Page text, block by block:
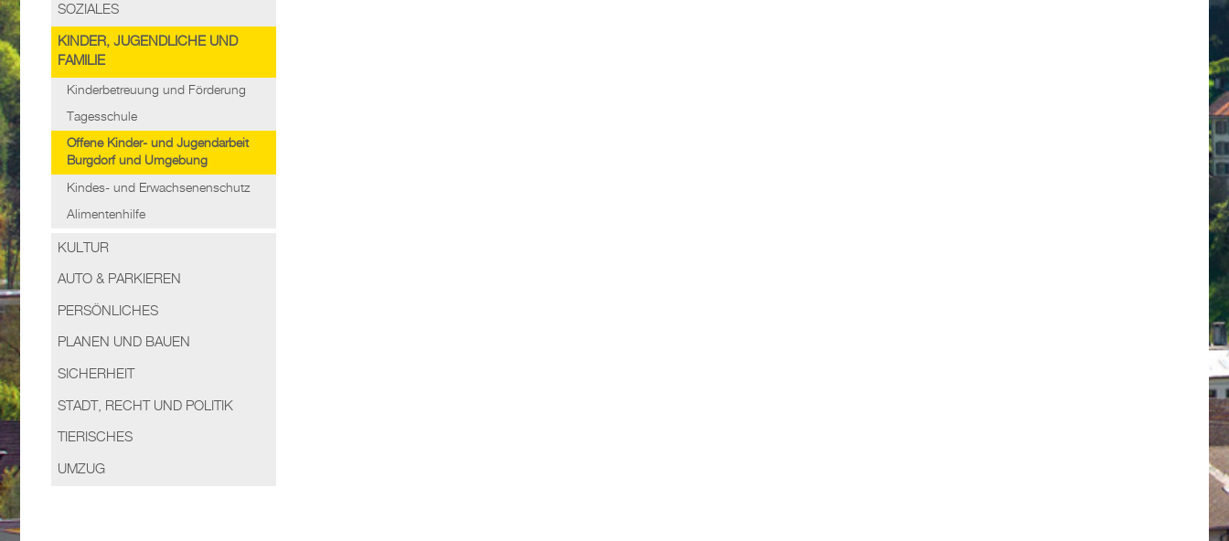
SOZIALES
KINDER, JUGENDLICHE UND
FAMILIE
Kinderbetreuung und Förderung
Tagesschule
Offene Kinder- und Jugendarbeit
Burgdorf und Umgebung
Kindes- und Erwachsenenschutz
Alimentenhilfe
KULTUR
AUTO & PARKIEREN
PERSÖNLICHES
PLANEN UND BAUEN
SICHERHEIT
STADT, RECHT UND POLITIK
TIERISCHES
UMZUG